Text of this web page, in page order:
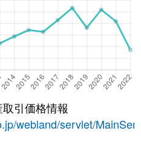
引価格情報
webland/servlet/